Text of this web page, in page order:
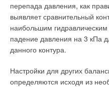
перепада давления, как
выявляет сравнительный
наибольшим
падение давления на 3 кПа
данного контура.
Настройки для других
определяются исходя из